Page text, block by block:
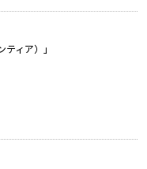
ィア）」